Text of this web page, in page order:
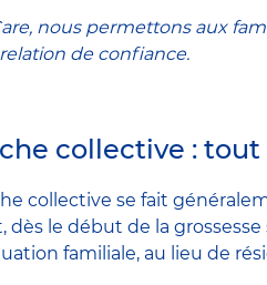
nous permettons aux
de confiance.
collective : tout
collective se fait
dès le début de la
familiale, au lieu de